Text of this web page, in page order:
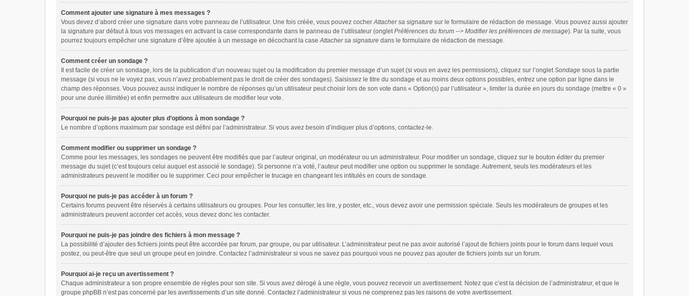
Comment ajouter une signature à mes messages ?
Vous devez d’abord créer une signature dans votre panneau de l’utilisateur. Une fois créée, vous pouvez cocherAttacher sa signature sur le formulaire de rédaction de message. Vous pouvez aussi ajouter
la signature par défaut à tous vos messages en activant la case correspondante dans le panneau de l’utilisateur (ongletPréférences du forum --> Modifier les préférences de message). Par la suite, vous
pourrez toujours empêcher une signature d’être ajoutée à un message en décochant la caseAttacher sa signature dans le formulaire de rédaction de message.
Comment créer un sondage ?
Il est facile de créer un sondage, lors de la publication d’un nouveau sujet ou la modification du premier message d’un sujet (si vous en avez les permissions), cliquez sur l’ongletSondage sous la partie
message (si vous ne le voyez pas, vous n’avez probablement pas le droit de créer des sondages). Saisissez le titre du sondage et au moins deux options possibles, entrez une option par ligne dans le
champ des réponses. Vous pouvez aussi indiquer le nombre de réponses qu’un utilisateur peut choisir lors de son vote dans « Option(s) par l’utilisateur », limiter la durée en jours du sondage (mettre « 0 »
pour une durée illimitée) et enfin permettre aux utilisateurs de modifier leur vote.
Pourquoi ne puis-je pas ajouter plus d’options à mon sondage ?
Le nombre d’options maximum par sondage est défini par l’administrateur. Si vous avez besoin d’indiquer plus d’options, contactez-le.
Comment modifier ou supprimer un sondage ?
Comme pour les messages, les sondages ne peuvent être modifiés que par l’auteur original, un modérateur ou un administrateur. Pour modifier un sondage, cliquez sur le bouton éditerdu premier
message du sujet (c’est toujours celui auquel est associé le sondage). Si personne n’a voté, l’auteur peut modifier une option ou supprimer le sondage. Autrement, seuls les modérateurs et les
administrateurs peuvent le modifier ou le supprimer. Ceci pour empêcher le trucage en changeant les intitulés en cours de sondage.
Pourquoi ne puis-je pas accéder à un forum ?
Certains forums peuvent être réservés à certains utilisateurs ou groupes. Pour les consulter, les lire, y poster, etc., vous devez avoir une permission spéciale. Seuls les modérateurs de groupes et les
administrateurs peuvent accorder cet accès, vous devez donc les contacter.
Pourquoi ne puis-je pas joindre des fichiers à mon message ?
La possibilité d’ajouter des fichiers joints peut être accordée par forum, par groupe, ou par utilisateur. L’administrateur peut ne pas avoir autorisé l’ajout de fichiers joints pour le forum dans lequel vous
postez, ou peut-être que seul un groupe peut en joindre. Contactez l’administrateur si vous ne savez pas pourquoi vous ne pouvez pas ajouter de fichiers joints sur un forum.
Pourquoi ai-je reçu un avertissement ?
Chaque administrateur a son propre ensemble de règles pour son site. Si vous avez dérogé à une règle, vous pouvez recevoir un avertissement. Notez que c’est la décision de l’administrateur, et que le
groupe phpBB n’est pas concerné par les avertissements d’un site donné. Contactez l’administrateur si vous ne comprenez pas les raisons de votre avertissement.